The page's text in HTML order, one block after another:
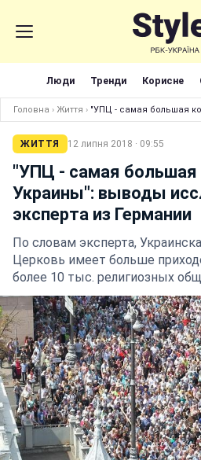
Люди Тренди Корисне
Головна › Життя › "УПЦ - самая большая
ЖИТТЯ 12 липня 2018 · 09:55
"УПЦ - самая большая
Украины": выводы
эксперта из Германии
По словам эксперта,
Церковь имеет больше
более 10 тыс. религиозных